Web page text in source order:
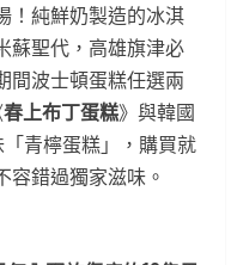
！純鮮奶製造的冰淇
蘇聖代，高雄旗津必
間波士頓蛋糕任選兩
春上布丁蛋糕》與韓國
青檸蛋糕」，購買就
容錯過獨家滋味。